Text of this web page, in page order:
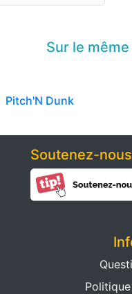
Sur le même
Pitch'N Dunk
Soutenez-nous